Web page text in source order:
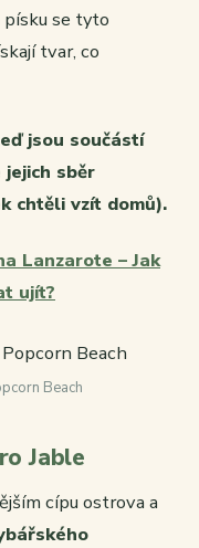
se tyto
tvar, co
jsou součástí
sběr
chtěli vzít domů).
Lanzarote – Jak
ujít?
Beach
Jable
cípu ostrova a